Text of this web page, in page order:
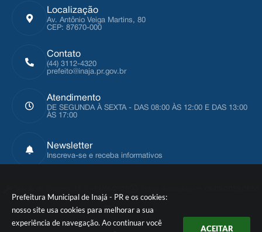
Prefeitura Municipal de Inajá - PR e os cookies:
nosso site usa cookies para melhorar a sua
experiência de navegação. Ao continuar você
ACEITAR
Localização
Av. Antônio Veiga Martins, 80
CEP: 87670-000
Contato
(44) 3112-4320
prefeito@inaja.pr.gov.br
Atendimento
DE SEGUNDA À SEXTA - DAS 08:00 ÀS 12:00 E DAS 13:00
ÀS 17:00
Newsletter
Inscreva-se e receba informativos
Dados Abertos